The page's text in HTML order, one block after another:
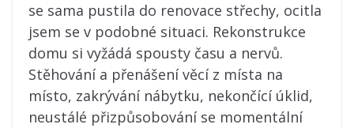
se sama pustila do renovace střechy, ocitla
jsem se v podobné situaci. Rekonstrukce
domu si vyžádá spousty času a nervů.
Stěhování a přenášení věcí z místa na
místo, zakrývání nábytku, nekončící úklid,
neustálé přizpůsobování se momentální